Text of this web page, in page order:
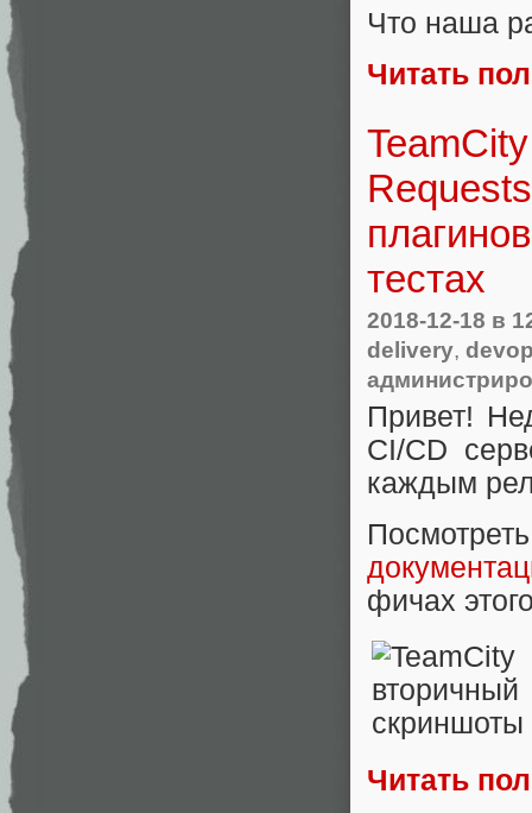
Что наша
Читать
тестах
2018-12-18 в
delivery,
Привет!
CI/CD
каждым
фичах
Читать